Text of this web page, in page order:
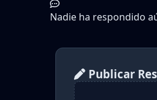
Nadie ha respondido
Publicar